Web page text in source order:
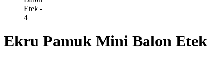
Ekru Pamuk Mini Balon Etek